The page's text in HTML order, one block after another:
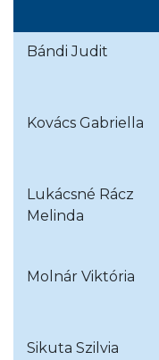
Bándi Judit
Kovács Gabriella
Lukácsné Rácz
Melinda
Molnár Viktória
Sikuta Szilvia